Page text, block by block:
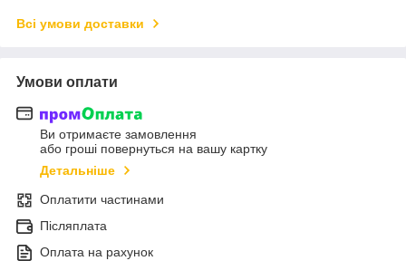
Всі умови доставки
Умови оплати
Ви отримаєте замовлення
або гроші повернуться на вашу картку
Детальніше
Оплатити частинами
Післяплата
Оплата на рахунок